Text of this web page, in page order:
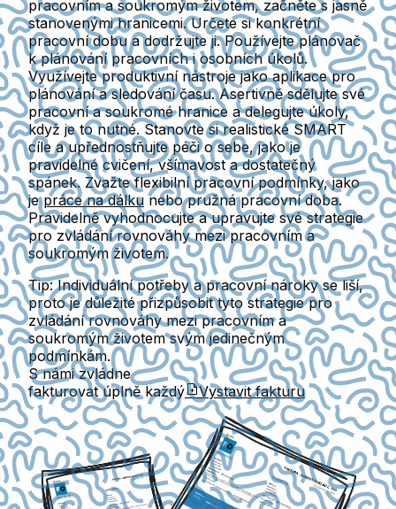
pracovním a soukromým životem, začněte s jasně
stanovenými hranicemi. Určete si konkrétní
pracovní dobu a dodržujte ji. Používejte plánovač
k plánování pracovních i osobních úkolů.
Využívejte produktivní nástroje jako aplikace pro
plánování a sledování času. Asertivně sdělujte své
pracovní a soukromé hranice a delegujte úkoly,
když je to nutné. Stanovte si realistické SMART
cíle a upřednostňujte péči o sebe, jako je
pravidelné cvičení, všímavost a dostatečný
spánek. Zvažte flexibilní pracovní podmínky, jako
jepráce na dálku nebo pružná pracovní doba.
Pravidelně vyhodnocujte a upravujte své strategie
pro zvládání rovnováhy mezi pracovním a
soukromým životem.
Tip:Individuální potřeby a pracovní nároky se liší,
proto je důležité přizpůsobit tyto strategie pro
zvládání rovnováhy mezi pracovním a
soukromým životem svým jedinečným
podmínkám.
S námi zvládne
fakturovat úplně každý
Vystavit fakturu